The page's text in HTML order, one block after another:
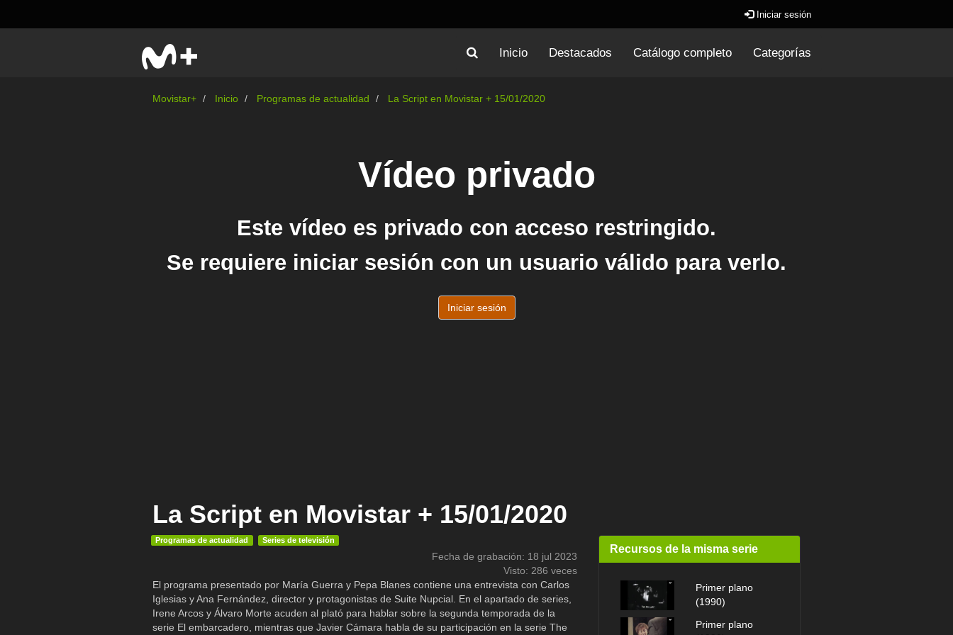
Iniciar sesión
Inicio Destacados Catálogo completo Categorías
Movistar+ Inicio Programas de actualidad La Script en Movistar + 15/01/2020
La Script en Movistar + 15/01/2020
Programas de actualidad Series de televisión
Fecha de grabación: 18 jul 2023
Visto: 286 veces
El programa presentado por María Guerra y Pepa Blanes contiene una entrevista con Carlos
Iglesias y Ana Fernández, director y protagonistas de Suite Nupcial. En el apartado de series,
Irene Arcos y Álvaro Morte acuden al plató para hablar sobre la segunda temporada de la
serie El embarcadero, mientras que Javier Cámara habla de su participación en la serie The
Recursos de la misma serie
Primer plano
(1990)
Primer plano